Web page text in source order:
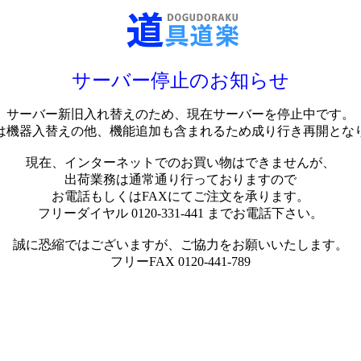
サーバー停止のお知らせ
サーバー新旧入れ替えのため、現在サーバーを停止中です。
機器入替えの他、機能追加も含まれるため成り行き再開とな
現在、インターネットでのお買い物はできませんが、
出荷業務は通常通り行っておりますので
お電話もしくはFAXにてご注文を承ります。
フリーダイヤル 0120-331-441 までお電話下さい。
誠に恐縮ではございますが、ご協力をお願いいたします。
フリーFAX 0120-441-789